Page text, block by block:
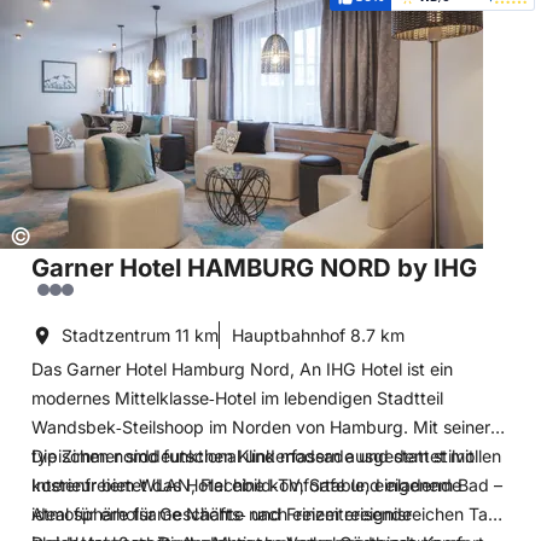
Copyright:
©
Garner Hotel HAMBURG NORD by IHG
Stadtzentrum 11 km Hauptbahnhof 8.7 km
Das Garner Hotel Hamburg Nord, An IHG Hotel ist ein
modernes Mittelklasse‑Hotel im lebendigen Stadtteil
Wandsbek‑Steilshoop im Norden von Hamburg. Mit seiner
typischen norddeutschen Klinkerfassade und dem stilvollen
Interieur bietet das Hotel eine komfortable, einladende
Atmosphäre für Geschäfts‑ und Freizeitreisende
Die Zimmer sind funktional und modern ausgestattet mit
kostenfreiem WLAN, Flachbild‑TV, Safe und eigenem Bad –
ideal für erholsame Nächte nach einem ereignisreichen Tag